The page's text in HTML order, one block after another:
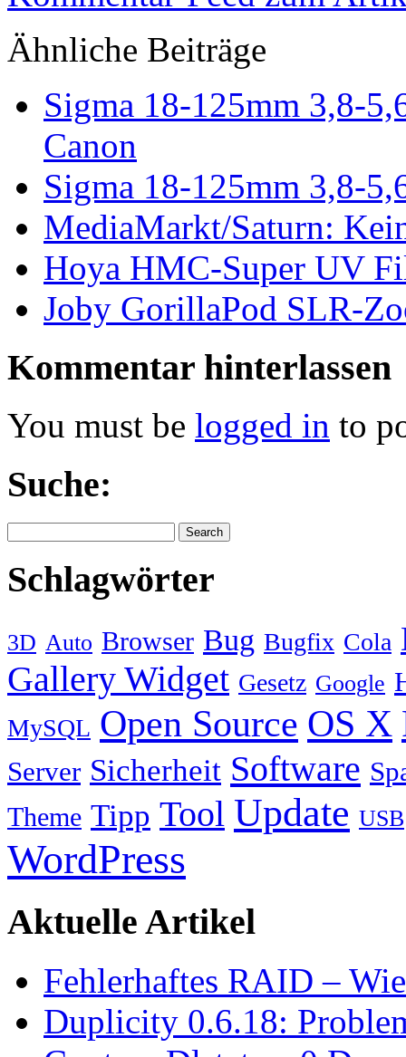
Kommentar hinterlassen
You must belogged in to
Suche:
Schlagwörter
3D Auto Browser Bug Bugfix Cola
Open Source OS X
Server Sicherheit Software
Theme Tipp
WordPress
Aktuelle Artikel
Fehlerhaftes RAID –
Duplicity 0.6.18:
Contao: Dlstats – 0
Sicherheitsscan für
Cache/GZip via
avast! Free Antivirus
Acer Iconia Tab A501:
Sommerzeit? (Update)
Android: VLC Media
Gallery Widget 1.3.0